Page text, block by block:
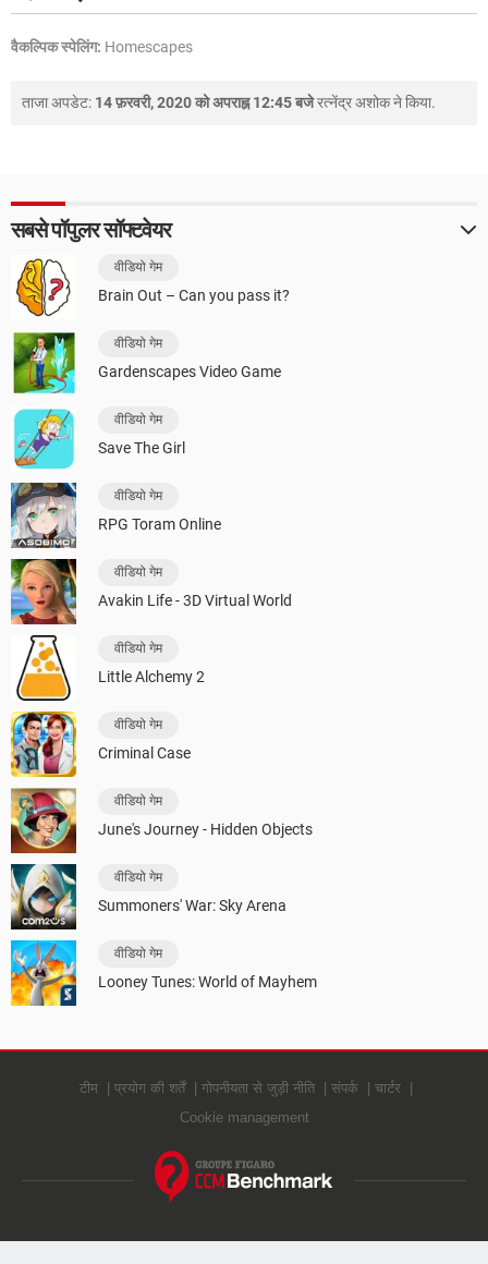
वैकल्पिक स्पेलिंग: Homescapes
ताजा अपडेट: 14 फ़रवरी, 2020 को अपराह्न 12:45 बजेरत्नेंद्र अशोकने किया.
सबसे पॉपुलर सॉफ्टवेयर
वीडियो गेम
Brain Out – Can you pass it?
वीडियो गेम
Gardenscapes Video Game
वीडियो गेम
Save The Girl
वीडियो गेम
RPG Toram Online
वीडियो गेम
Avakin Life - 3D Virtual World
वीडियो गेम
Little Alchemy 2
वीडियो गेम
Criminal Case
वीडियो गेम
June's Journey - Hidden Objects
वीडियो गेम
Summoners' War: Sky Arena
वीडियो गेम
Looney Tunes: World of Mayhem
टीम प्रयोग की शर्तें गोपनीयता से जुड़ी नीति संपर्क
चार्टर
Cookie management